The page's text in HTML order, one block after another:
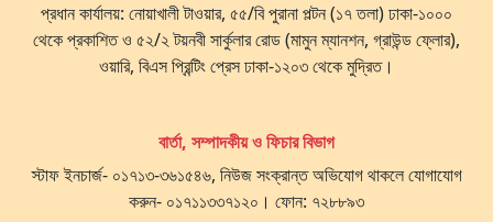
প্রধান কার্যালয়: নোয়াখালী টাওয়ার, ৫৫/বি পুরানা পল্টন (১৭ তলা) ঢাকা-১০০০
থেকে প্রকাশিত ও ৫২/২ টয়নবী সার্কুলার রোড (মামুন ম্যানশন, গ্রাউন্ড ফ্লোর),
ওয়ারি, বিএস প্রিন্টিং প্রেস ঢাকা-১২০৩ থেকে মুদ্রিত।
বার্তা, সম্পাদকীয় ও ফিচার বিভাগ
স্টাফ ইনচার্জ- ০১৭১৩-৩৬১৫৪৬, নিউজ সংক্রান্ত অভিযোগ থাকলে যোগাযোগ
করুন- ০১৭১১৩৩৭১২০। ফোন: ৭২৮৮৯৩